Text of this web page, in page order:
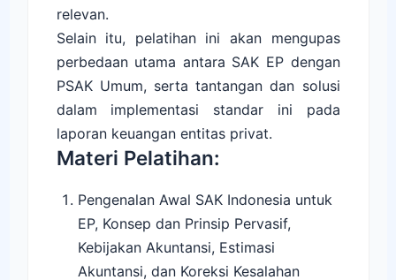
relevan.
Selain itu, pelatihan ini akan mengupas
perbedaan utama antara SAK EP dengan
PSAK Umum, serta tantangan dan solusi
dalam implementasi standar ini pada
laporan keuangan entitas privat.
Materi Pelatihan:
Pengenalan Awal SAK Indonesia untuk
EP, Konsep dan Prinsip Pervasif,
Kebijakan Akuntansi, Estimasi
Akuntansi, dan Koreksi Kesalahan